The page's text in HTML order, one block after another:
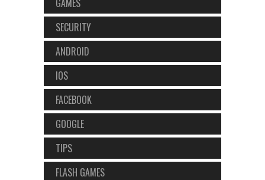
SECURITY
ANDROID
IOS
FACEBOOK
GOOGLE
TIPS
FLASH GAMES